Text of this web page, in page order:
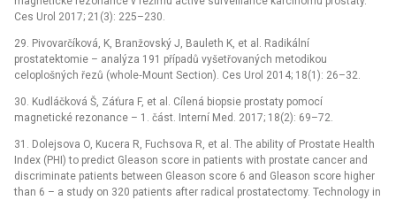
Ces Urol 2017; 21(3): 225–230.
29. Pivovarčíková, K, Branžovský J, Bauleth K, et al. Radikální
prostatektomie –⁠ analýza 191 případů vyšetřovaných metodikou
celoplošných řezů (whole‑Mount Section). Ces Urol 2014; 18(1): 26–32.
30. Kudláčková Š, Záťura F, et al. Cílená biopsie prostaty pomocí
magnetické rezonance –⁠ 1. část. Interní Med. 2017; 18(2): 69–72.
31. Dolejsova O, Kucera R, Fuchsova R, et al. The ability of Prostate Health
Index (PHI) to predict Gleason score in patients with prostate cancer and
discriminate patients between Gleason score 6 and Gleason score higher
than 6 –⁠ a study on 320 patients after radical prostatectomy. Technology in